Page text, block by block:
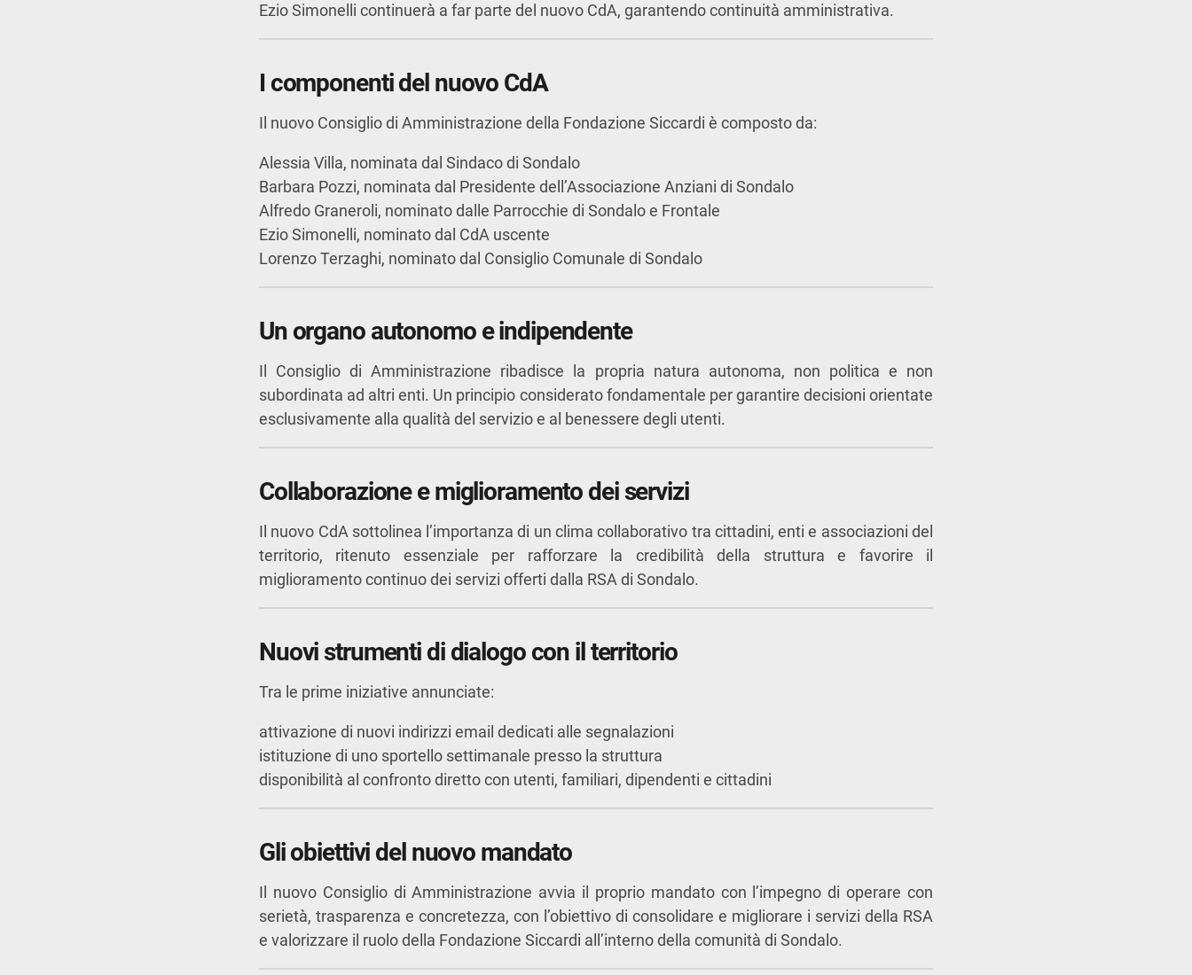
Ezio Simonelli continuerà a far parte del nuovo CdA, garantendo continuità amministrativa.
I componenti del nuovo CdA
Il nuovo Consiglio di Amministrazione della Fondazione Siccardi è composto da:
Alessia Villa, nominata dal Sindaco di Sondalo
Barbara Pozzi, nominata dal Presidente dell’Associazione Anziani di Sondalo
Alfredo Graneroli, nominato dalle Parrocchie di Sondalo e Frontale
Ezio Simonelli, nominato dal CdA uscente
Lorenzo Terzaghi, nominato dal Consiglio Comunale di Sondalo
Un organo autonomo e indipendente
Il Consiglio di Amministrazione ribadisce la propria natura autonoma, non politica e non
subordinata ad altri enti. Un principio considerato fondamentale per garantire decisioni orientate
esclusivamente alla qualità del servizio e al benessere degli utenti.
Collaborazione e miglioramento dei servizi
Il nuovo CdA sottolinea l’importanza di un clima collaborativo tra cittadini, enti e associazioni del
territorio, ritenuto essenziale per rafforzare la credibilità della struttura e favorire il
miglioramento continuo dei servizi offerti dalla RSA di Sondalo.
Nuovi strumenti di dialogo con il territorio
Tra le prime iniziative annunciate:
attivazione di nuovi indirizzi email dedicati alle segnalazioni
istituzione di uno sportello settimanale presso la struttura
disponibilità al confronto diretto con utenti, familiari, dipendenti e cittadini
Gli obiettivi del nuovo mandato
Il nuovo Consiglio di Amministrazione avvia il proprio mandato con l’impegno di operare con
serietà, trasparenza e concretezza, con l’obiettivo di consolidare e migliorare i servizi della RSA
e valorizzare il ruolo della Fondazione Siccardi all’interno della comunità di Sondalo.